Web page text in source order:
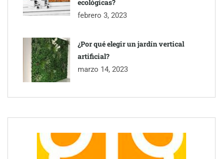
ecológicas?
febrero 3, 2023
¿Por qué elegir un jardín vertical
artificial?
marzo 14, 2023